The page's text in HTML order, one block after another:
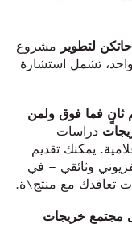
لتطوير مشروع
تشمل استشارة
فما فوق ولمن
دراسات
يمكنك تقديم
وثائقي – في
تعاقدك مع منتج\ة.
مجتمع خريجات